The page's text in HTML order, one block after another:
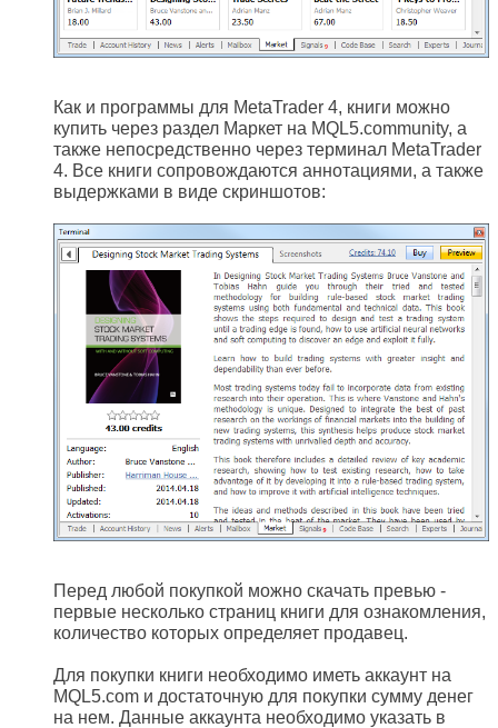
Как и программы для MetaTrader 4, книги можно
купить через раздел Маркет на MQL5.community, а
также непосредственно через терминал MetaTrader
4. Все книги сопровождаются аннотациями, а также
выдержками в виде скриншотов:
Перед любой покупкой можно скачать превью -
первые несколько страниц книги для ознакомления,
количество которых определяет продавец.
Для покупки книги необходимо иметь аккаунт на
MQL5.com и достаточную для покупки сумму денег
на нем. Данные аккаунта необходимо указать в